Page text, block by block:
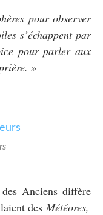
pour observer
s’échappent par
pour parler aux
»
des Anciens diffère
des Météores,